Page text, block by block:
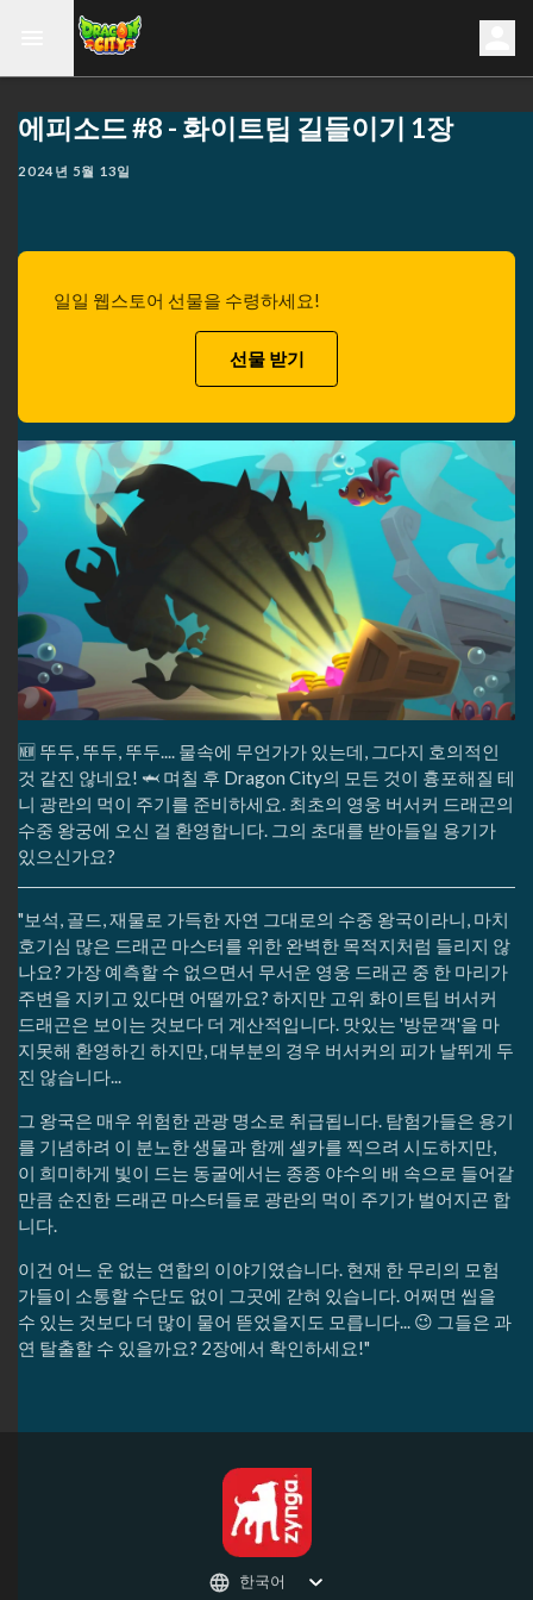
에피소드 #8 - 화이트팁 길들이기 1장
2024년 5월 13일
일일 웹스토어 선물을 수령하세요!
선물 받기
🆕 뚜두, 뚜두, 뚜두.... 물속에 무언가가 있는데, 그다지 호의적인
것 같진 않네요! 🦈 며칠 후 Dragon City의 모든 것이 흉포해질 테
니 광란의 먹이 주기를 준비하세요. 최초의 영웅 버서커 드래곤의
수중 왕궁에 오신 걸 환영합니다. 그의 초대를 받아들일 용기가
있으신가요?
"보석, 골드, 재물로 가득한 자연 그대로의 수중 왕국이라니, 마치
호기심 많은 드래곤 마스터를 위한 완벽한 목적지처럼 들리지 않
나요? 가장 예측할 수 없으면서 무서운 영웅 드래곤 중 한 마리가
주변을 지키고 있다면 어떨까요? 하지만 고위 화이트팁 버서커
드래곤은 보이는 것보다 더 계산적입니다. 맛있는 '방문객'을 마
지못해 환영하긴 하지만, 대부분의 경우 버서커의 피가 날뛰게 두
진 않습니다...
그 왕국은 매우 위험한 관광 명소로 취급됩니다. 탐험가들은 용기
를 기념하려 이 분노한 생물과 함께 셀카를 찍으려 시도하지만,
이 희미하게 빛이 드는 동굴에서는 종종 야수의 배 속으로 들어갈
만큼 순진한 드래곤 마스터들로 광란의 먹이 주기가 벌어지곤 합
니다.
이건 어느 운 없는 연합의 이야기였습니다. 현재 한 무리의 모험
가들이 소통할 수단도 없이 그곳에 갇혀 있습니다. 어쩌면 씹을
수 있는 것보다 더 많이 물어 뜯었을지도 모릅니다... 😉 그들은 과
연 탈출할 수 있을까요? 2장에서 확인하세요!"
한국어